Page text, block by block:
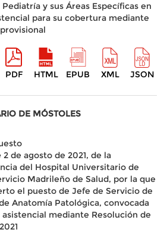
y sus Áreas Específicas en
para su cobertura mediante
PDF HTML EPUB XML JSON
DE MÓSTOLES
de agosto de 2021, de la
del Hospital Universitario de
Madrileño de Salud, por la que
el puesto de Jefe de Servicio de
Anatomía Patológica, convocada
mediante Resolución de